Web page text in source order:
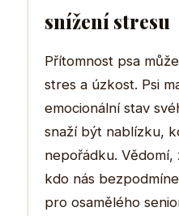
snížení stresu
Přítomnost psa
stres a úzkost. Psi
emocionální stav
snaží být nablízku,
nepořádku.
kdo nás
pro osamělého